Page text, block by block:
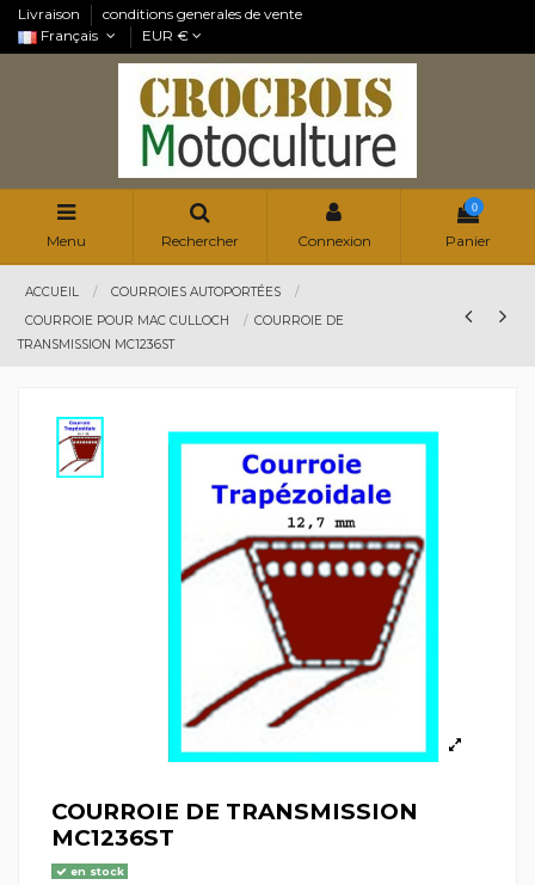
Livraison
conditions generales de vente
Français
EUR €
Menu Rechercher Connexion
0
Panier
ACCUEIL
COURROIES AUTOPORTÉES
COURROIE POUR MAC CULLOCH
COURROIE DE
TRANSMISSION MC1236ST
COURROIE DE TRANSMISSION
MC1236ST
en stock